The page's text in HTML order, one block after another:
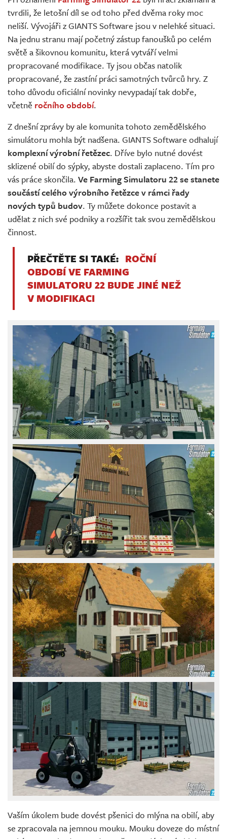
Živě
tvrdili, že letošní díl se od toho před dvěma roky moc
neliší. Vývojáři z GIANTS Software jsou v nelehké situaci.
Na jednu stranu mají početný zástup fanoušků po celém
světě a šikovnou komunitu, která vytváří velmi
propracované modifikace. Ty jsou občas natolik
propracované, že zastíní práci samotných tvůrců hry. Z
toho důvodu oficiální novinky nevypadají tak dobře,
včetně ročního období.
Z dnešní zprávy by ale komunita tohoto zemědělského
simulátoru mohla být nadšena. GIANTS Software odhalují
komplexní výrobní řetězec. Dříve bylo nutné dovést
sklizené obilí do sýpky, abyste dostali zaplaceno. Tím pro
vás práce skončila. Ve Farming Simulatoru 22 se stanete
součástí celého výrobního řetězce v rámci řady
nových typů budov. Ty můžete dokonce postavit a
udělat z nich své podniky a rozšířit tak svou zemědělskou
činnost.
PŘEČTĚTE SI TAKÉ: ROČNÍ
OBDOBÍ VE FARMING
SIMULATORU 22 BUDE JINÉ NEŽ
V MODIFIKACI
Vaším úkolem bude dovést pšenici do mlýna na obilí, aby
se zpracovala na jemnou mouku. Mouku doveze do místní